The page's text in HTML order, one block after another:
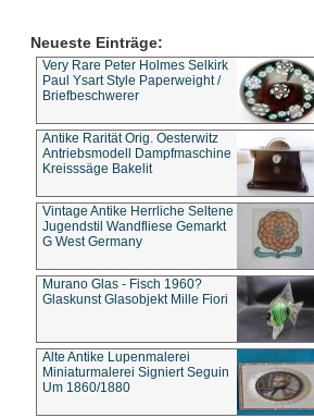
Neueste Einträge:
Very Rare Peter Holmes Selkirk
Paul Ysart Style Paperweight /
Briefbeschwerer
Antike Rarität Orig. Oesterwitz
Antriebsmodell Dampfmaschine
Kreisssäge Bakelit
Vintage Antike Herrliche Seltene
Jugendstil Wandfliese Gemarkt
G West Germany
Murano Glas - Fisch 1960?
Glaskunst Glasobjekt Mille Fiori
Alte Antike Lupenmalerei
Miniaturmalerei Signiert Seguin
Um 1860/1880